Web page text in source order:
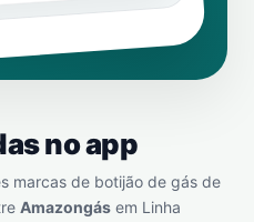
no app
marcas de botijão de gás de
Amazongás em Linha